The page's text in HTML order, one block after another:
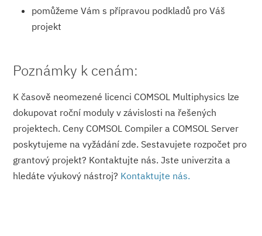
pomůžeme Vám s přípravou podkladů pro Váš
projekt
Poznámky k cenám:
K časově neomezené licenci COMSOL Multiphysics lze
dokupovat roční moduly v závislosti na řešených
projektech. Ceny COMSOL Compiler a COMSOL Server
poskytujeme na vyžádání zde. Sestavujete rozpočet pro
grantový projekt? Kontaktujte nás. Jste univerzita a
hledáte výukový nástroj? Kontaktujte nás.